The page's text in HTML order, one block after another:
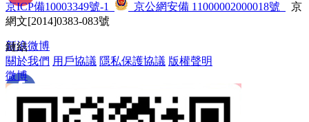
新浪微博
京ICP備10003349號-1 京公網安備 11000002000018號
京
網文[2014]0383-083號
鏈結
關於我們 用戶協議 隱私保護協議 版權聲明
微博